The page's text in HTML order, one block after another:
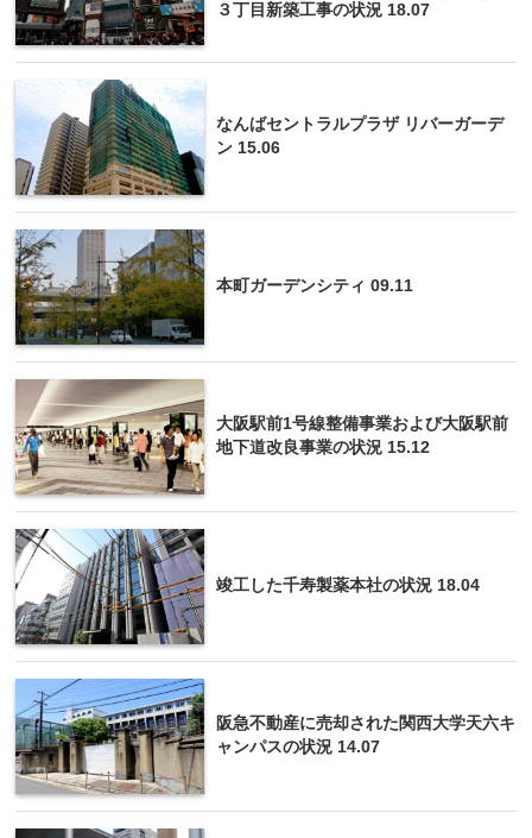
３丁目新築工事の状況 18.07
なんばセントラルプラザ リバーガーデ
ン 15.06
本町ガーデンシティ 09.11
大阪駅前1号線整備事業および大阪駅前
地下道改良事業の状況 15.12
竣工した千寿製薬本社の状況 18.04
阪急不動産に売却された関西大学天六キ
ャンパスの状況 14.07